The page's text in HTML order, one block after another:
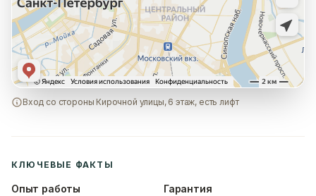
Вход со стороны Кирочной улицы, 6 этаж, есть лифт
КЛЮЧЕВЫЕ ФАКТЫ
Опыт работы
Гарантия